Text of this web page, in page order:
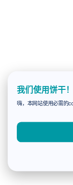
我们使用饼干！
嗨，本网站使用必需的